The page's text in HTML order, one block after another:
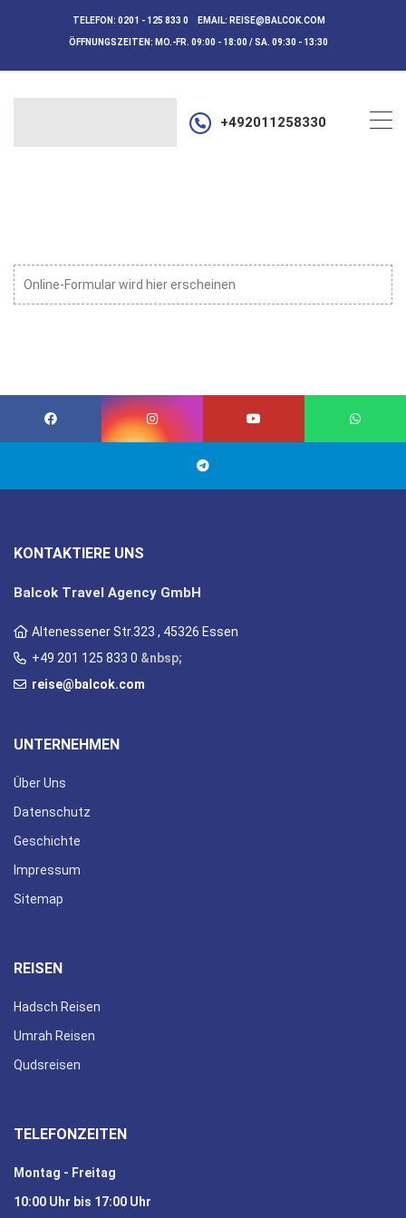
TELEFON: 0201 - 125 833 0 EMAIL: REISE@BALCOK.COM
ÖFFNUNGSZEITEN: MO.-FR. 09:00 - 18:00 / SA. 09:30 - 13:30
+492011258330
Online-Formular wird hier erscheinen
KONTAKTIERE UNS
Balcok Travel Agency GmbH
Altenessener Str.323 , 45326 Essen
+49 201 125 833 0 &nbsp;
reise@balcok.com
UNTERNEHMEN
Über Uns
Datenschutz
Geschichte
Impressum
Sitemap
REISEN
Hadsch Reisen
Umrah Reisen
Qudsreisen
TELEFONZEITEN
Montag - Freitag
10:00 Uhr bis 17:00 Uhr